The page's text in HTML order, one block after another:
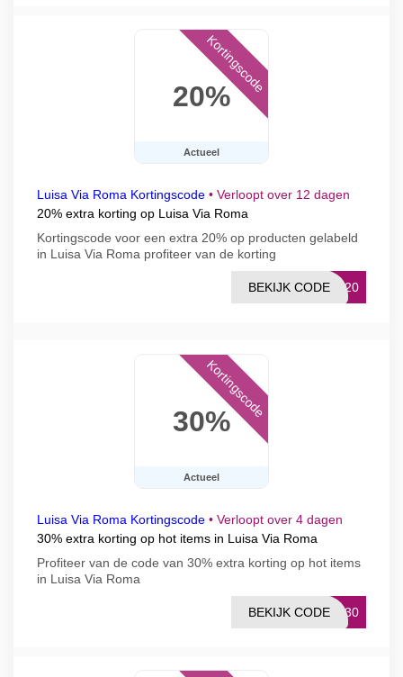
20%
Actueel
Kortingscode
Luisa Via Roma Kortingscode • Verloopt over 12 dagen
20% extra korting op Luisa Via Roma
Kortingscode voor een extra 20% op producten gelabeld
in Luisa Via Roma profiteer van de korting
EX20
BEKIJK CODE
30%
Actueel
Kortingscode
Luisa Via Roma Kortingscode • Verloopt over 4 dagen
30% extra korting op hot items in Luisa Via Roma
Profiteer van de code van 30% extra korting op hot items
in Luisa Via Roma
OT30
BEKIJK CODE